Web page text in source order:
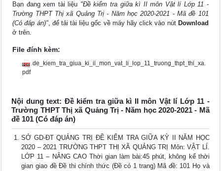
Bạn đang xem tài liệu "Đề kiểm tra giữa kì II môn Vật lí Lớp 11 -
Trường THPT Thị xã Quảng Trị - Năm học 2020-2021 - Mã đề 101
(Có đáp án)", để tải tài liệu gốc về máy hãy click vào nút Download
ở trên.
File đính kèm:
de_kiem_tra_giua_ki_ii_mon_vat_li_lop_11_truong_thpt_thi_xa.
pdf
Nội dung text: Đề kiểm tra giữa kì II môn Vật lí Lớp 11 -
Trường THPT Thị xã Quảng Trị - Năm học 2020-2021 - Mã
đề 101 (Có đáp án)
SỞ GD-ĐT QUẢNG TRỊ ĐỀ KIỂM TRA GIỮA KỲ II NĂM HỌC
2020 – 2021 TRƯỜNG THPT THỊ XÃ QUẢNG TRỊ Môn: VẬT LÍ.
LỚP 11 – NÂNG CAO Thời gian làm bài:45 phút, không kể thời
gian giao đề Đề thi chính thức (Đề có 1 trang) Mã đề: 101 Họ và